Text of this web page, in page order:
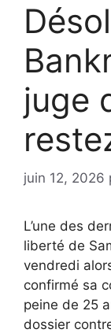
juge
juin 12, 2026
L’une des
liberté de
vendredi
confirmé sa
peine de 25
dossier